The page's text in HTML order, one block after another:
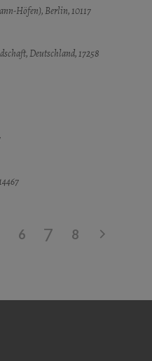
Höfen), Berlin, 10117
Deutschland, 17258
6 7 8